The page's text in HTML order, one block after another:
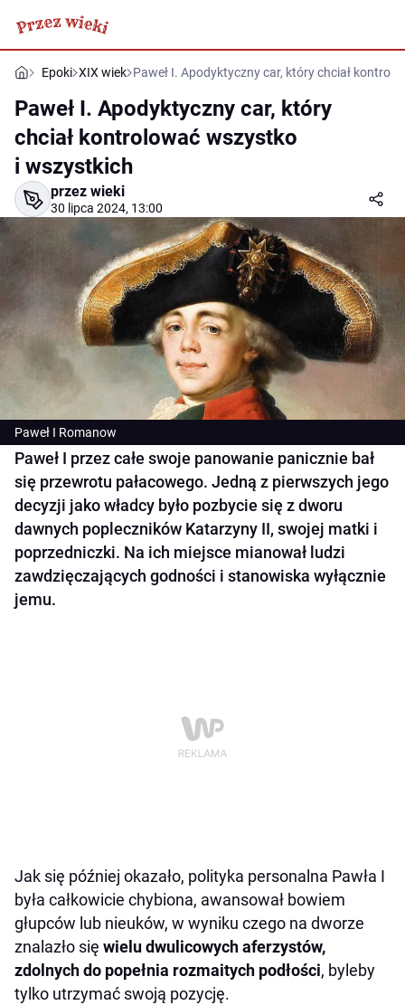
Epoki XIX wiek Paweł I. Apodyktyczny car, który chciał
Paweł I. Apodyktyczny car, który
chciał kontrolować wszystko
i wszystkich
przez wieki
30 lipca 2024, 13:00
Paweł I Romanow
Paweł I przez całe swoje panowanie panicznie bał
się przewrotu pałacowego. Jedną z pierwszych jego
decyzji jako władcy było pozbycie się z dworu
dawnych popleczników Katarzyny II, swojej matki i
poprzedniczki. Na ich miejsce mianował ludzi
zawdzięczających godności i stanowiska wyłącznie
jemu.
Jak się później okazało, polityka personalna Pawła I
była całkowicie chybiona, awansował bowiem
głupców lub nieuków, w wyniku czego na dworze
znalazło się wielu dwulicowych aferzystów,
zdolnych do popełnia rozmaitych podłości, byleby
tylko utrzymać swoją pozycję.